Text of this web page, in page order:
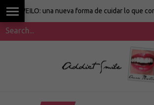
una nueva forma de cuidar lo que comemos